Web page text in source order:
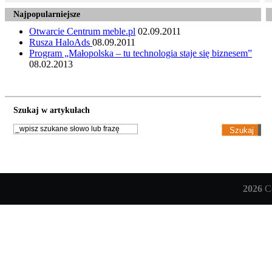
Najpopularniejsze
Otwarcie Centrum meble.pl 02.09.2011
Rusza HaloAds 08.09.2011
Program „Małopolska – tu technologia staje się biznesem”
08.02.2013
Szukaj w artykułach
2026